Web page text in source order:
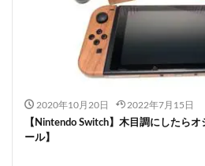
2020年10月20日 2022年7月15日
【Nintendo Switch】木目調にしたら
ール】